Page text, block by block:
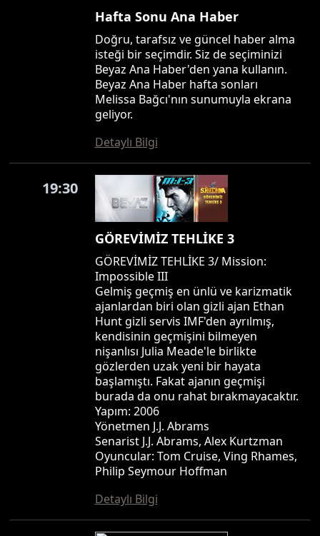
Hafta Sonu Ana Haber
Doğru, tarafsız ve güncel haber alma
isteği bir seçimdir. Siz de seçiminizi
Beyaz Ana Haber'den yana kullanın.
Beyaz Ana Haber hafta sonları
Melissa Bağcı'nın sunumuyla ekrana
geliyor.
Detaylı Bilgi
19:30
GÖREVİMİZ TEHLİKE 3
GÖREVİMİZ TEHLİKE 3/ Mission:
Impossible III
Gelmiş geçmiş en ünlü ve karizmatik
ajanlardan biri olan gizli ajan Ethan
Hunt gizli servis IMF'den ayrılmış,
kendisinin geçmişini bilmeyen
nişanlısı Julia Meade'le birlikte
gözlerden uzak yeni bir hayata
başlamıştı. Fakat ajanın geçmişi
burada da onu rahat bırakmayacaktır.
Yapım: 2006
Yönetmen J.J. Abrams
Senarist J.J. Abrams, Alex Kurtzman
Oyuncular: Tom Cruise, Ving Rhames,
Philip Seymour Hoffman
Detaylı Bilgi